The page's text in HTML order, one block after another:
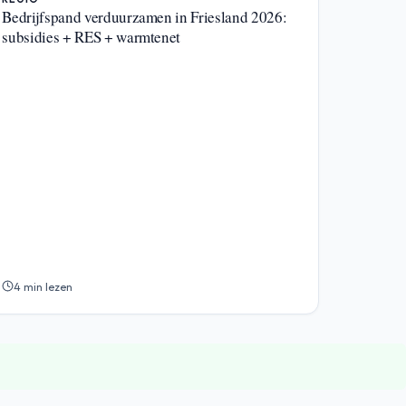
Bedrijfspand verduurzamen in Friesland 2026:
subsidies + RES + warmtenet
4 min lezen